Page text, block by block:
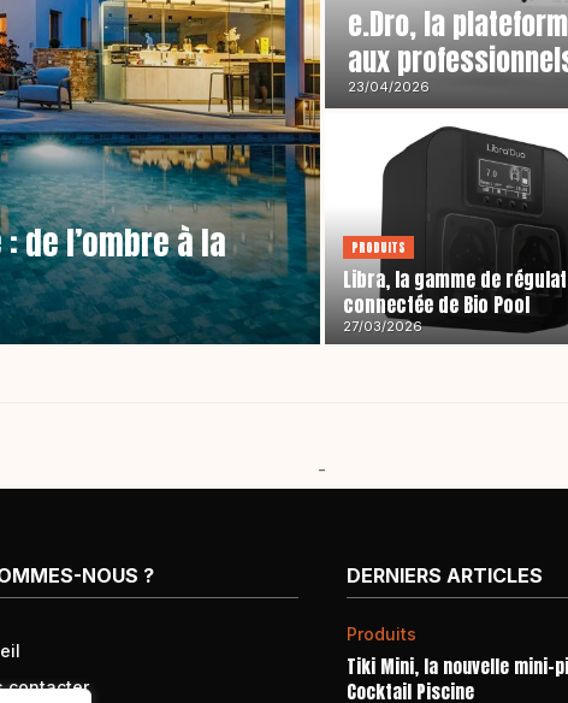
de l’ombre à la
e.Dro, la
aux
23/04/2026
PRODUITS
Libra, la gamme de
connectée de Bio Pool
27/03/2026
-
NOUS ?
contacter
DERNIERS ARTICLES
Produits
Tiki Mini, la nouvelle mini-
Cocktail Piscine